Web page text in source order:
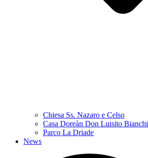
Chiesa Ss. Nazaro e Celso
Casa Doreàn Don Luisito Bianchi
Parco La Driade
News